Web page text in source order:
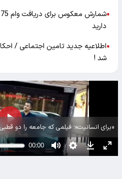
●
دارید
●اطلاعیه جدید تامین اجتماعی /
شد !
«برای انسانیت»؛ فیلمی که جامعه را دو